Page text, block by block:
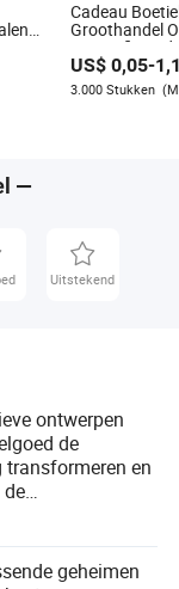
op
Cadeau
Groothandel
Gecertificeerd
Aangepast
Blind Box
Ninja
US$0,05-
3.000 Stukken
—
Uitstekend
ontwerpen
de
en
geheimen